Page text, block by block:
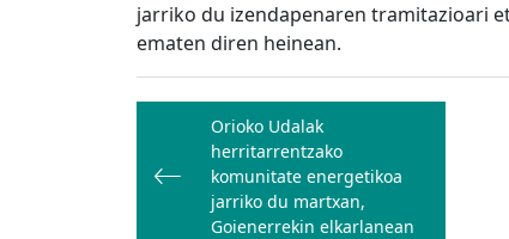
jarriko du izendapenaren tramitazioari
ematen diren heinean.
Bidalketetan
zehar
nabigatu
Orioko Udalak
herritarrentzako
komunitate energetikoa
jarriko du martxan,
Goienerrekin elkarlanean